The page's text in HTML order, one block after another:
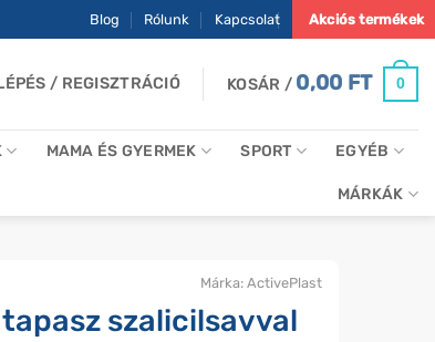
Blog Rólunk Kapcsolat Akciós termékek
/ REGISZTRÁCIÓ KOSÁR / 0,00 FT 0
MAMA ÉS GYERMEK SPORT EGYÉB
MÁRKÁK
szalicilsavval
Márka: ActivePlast